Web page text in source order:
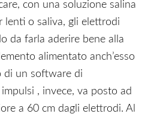
con una soluzione salina
lenti o saliva, gli elettrodi
da farla aderire bene alla
alimentato anch’esso
di un software di
, invece, va posto ad
a 60 cm dagli elettrodi. Al